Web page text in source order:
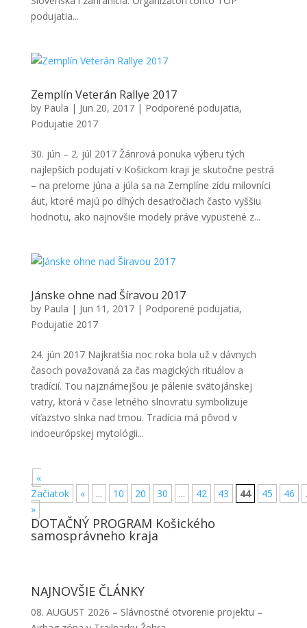
podujatia...
Zemplín Veterán Rallye 2017
by Paula | Jun 20, 2017| Podporené podujatia,
Podujatie 2017
30. jún – 2. júl 2017 Žánrová ponuka výberu tých
najlepších podujatí v Košickom kraji je skutočne pestrá
– na prelome júna a júla sa na Zemplíne zídu milovníci
áut, ktoré majú po dlhých desaťročiach často vyššiu
hodnotu, ako najnovšie modely práve vypustené z...
Jánske ohne nad Šíravou 2017
by Paula | Jun 11, 2017| Podporené podujatia,
Podujatie 2017
24. jún 2017 Najkratšia noc roka bola už v dávnych
časoch považovaná za čas magických rituálov a
tradícií. Tou najznámejšou je pálenie svätojánskej
vatry, ktorá v čase letného slnovratu symbolizuje
víťazstvo slnka nad tmou. Tradícia má pôvod v
indoeurópskej mytológii...
«
Začiatok
« ... 10 20 30 ... 42 43 44 45 46
»
DOTAČNÝ PROGRAM Košického
samosprávneho kraja
NAJNOVŠIE ČLÁNKY
08. AUGUST 2026 – Slávnostné otvorenie projektu –